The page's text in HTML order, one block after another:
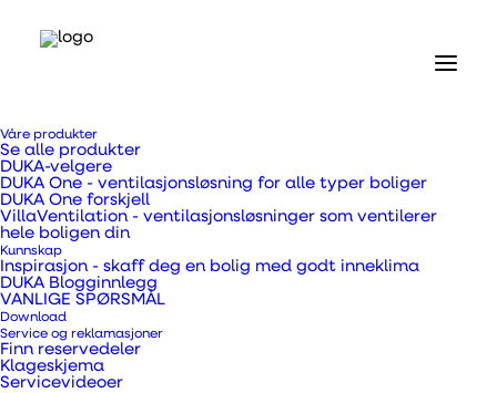
Våre produkter
Se alle produkter
DUKA-velgere
DUKA One - ventilasjonsløsning for alle typer boliger
DUKA One forskjell
VillaVentilation - ventilasjonsløsninger som ventilerer
hele boligen din
Kunnskap
Inspirasjon - skaff deg en bolig med godt inneklima
DUKA Blogginnlegg
VANLIGE SPØRSMÅL
Download
Service og reklamasjoner
Finn reservedeler
Klageskjema
Servicevideoer
Våre produkter
Vifter og tilbehør
Dekkplate for Ø100 - 195×195 mm
Dekkplate for Ø100 -
195×195 mm